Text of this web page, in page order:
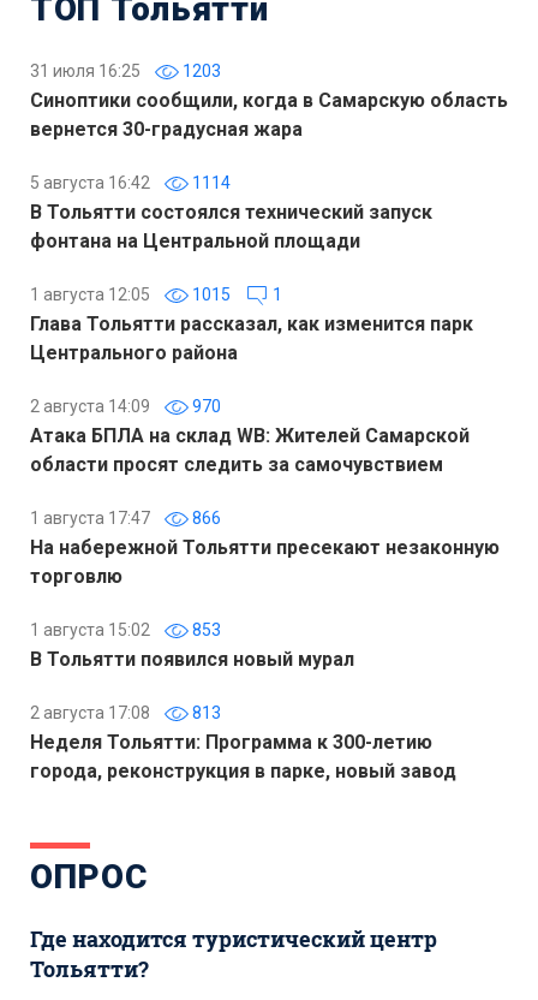
ТОП Тольятти
31 июля 16:25 1203
Синоптики сообщили, когда в Самарскую область
вернется 30-градусная жара
5 августа 16:42 1114
В Тольятти состоялся технический запуск
фонтана на Центральной площади
1 августа 12:05 1015 1
Глава Тольятти рассказал, как изменится парк
Центрального района
2 августа 14:09 970
Атака БПЛА на склад WB: Жителей Самарской
области просят следить за самочувствием
1 августа 17:47 866
На набережной Тольятти пресекают незаконную
торговлю
1 августа 15:02 853
В Тольятти появился новый мурал
2 августа 17:08 813
Неделя Тольятти: Программа к 300-летию
города, реконструкция в парке, новый завод
ОПРОС
Где находится туристический центр
Тольятти?